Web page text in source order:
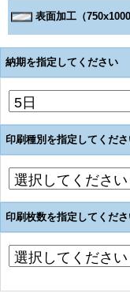
表面加工（750x1000
納期を指定してください
印刷種別を指定してくだ
印刷枚数を指定してくだ